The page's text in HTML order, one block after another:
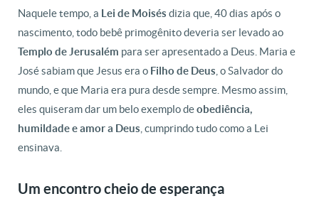
Naquele tempo, a Lei de Moisés dizia que, 40 dias após o
nascimento, todo bebê primogênito deveria ser levado ao
Templo de Jerusalém para ser apresentado a Deus. Maria e
José sabiam que Jesus era o Filho de Deus , o Salvador do
mundo, e que Maria era pura desde sempre. Mesmo assim,
eles quiseram dar um belo exemplo deobediência,
humildade e amor a Deus , cumprindo tudo como a Lei
ensinava.
Um encontro cheio de esperança